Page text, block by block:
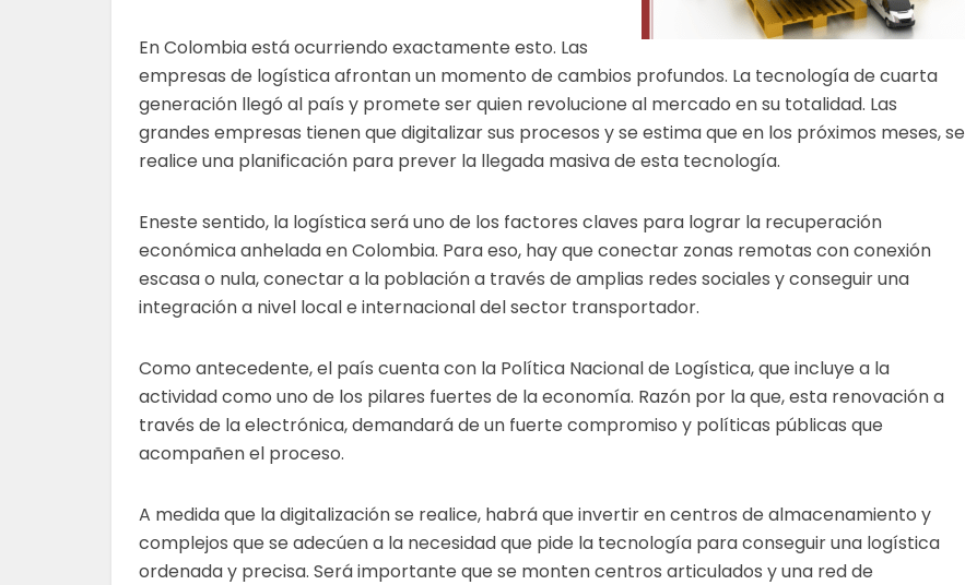
En Colombia está ocurriendo exactamente esto. Las
empresas de logística afrontan un momento de cambios profundos. La tecnología de cuarta
generación llegó al país y promete ser quien revolucione al mercado en su totalidad. Las
grandes empresas tienen que digitalizar sus procesos y se estima que en los próximos meses, se
realice una planificación para prever la llegada masiva de esta tecnología.
Eneste sentido, la logística será uno de los factores claves para lograr la recuperación
económica anhelada en Colombia. Para eso, hay que conectar zonas remotas con conexión
escasa o nula, conectar a la población a través de amplias redes sociales y conseguir una
integración a nivel local e internacional del sector transportador.
Como antecedente, el país cuenta con la Política Nacional de Logística, que incluye a la
actividad como uno de los pilares fuertes de la economía. Razón por la que, esta renovación a
través de la electrónica, demandará de un fuerte compromiso y políticas públicas que
acompañen el proceso.
A medida que la digitalización se realice, habrá que invertir en centros de almacenamiento y
complejos que se adecúen a la necesidad que pide la tecnología para conseguir una logística
ordenada y precisa. Será importante que se monten centros articulados y una red de